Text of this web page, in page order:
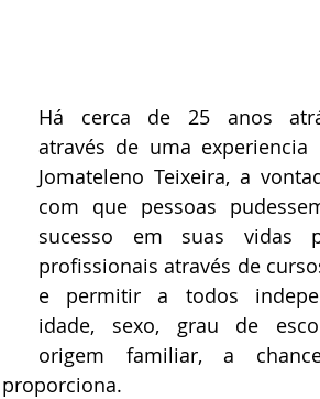
Há cerca de 25 anos
através de uma experiencia
Jomateleno Teixeira, a
com que pessoas
sucesso em suas vidas
profissionais através de
e permitir a todos
idade, sexo, grau de
origem familiar, a